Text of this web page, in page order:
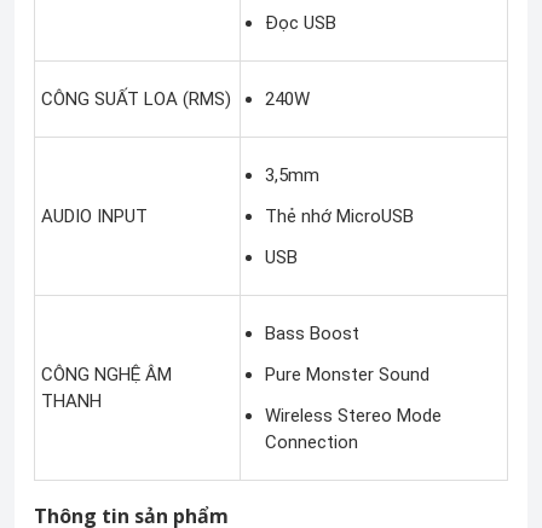
Đọc USB
CÔNG SUẤT LOA (RMS) 240W
AUDIO INPUT
3,5mm
Thẻ nhớ MicroUSB
USB
CÔNG NGHỆ ÂM
THANH
Bass Boost
Pure Monster Sound
Wireless Stereo Mode
Connection
Thông tin sản phẩm